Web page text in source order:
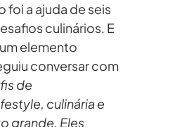
foi a ajuda de seis
culinários. E
elemento
conversar com
de
culinária e
grande. Eles